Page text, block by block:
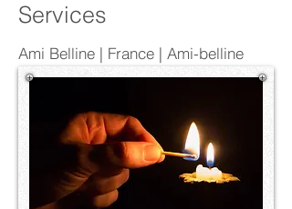
Services
Ami Belline | France | Ami-belline